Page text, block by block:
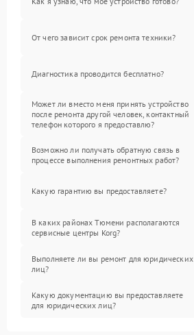
От чего зависит срок ремонта техники?
Диагностика проводится бесплатно?
Может ли вместо меня принять устройство
после ремонта другой человек, контактный
телефон которого я предоставлю?
Возможно ли получать обратную связь в
процессе выполнения ремонтных работ?
Какую гарантию вы предоставляете?
В каких районах Тюмени располагаются
сервисные центры Korg?
Выполняете ли вы ремонт для юридических
лиц?
Какую документацию вы предоставляете
для юридических лиц?